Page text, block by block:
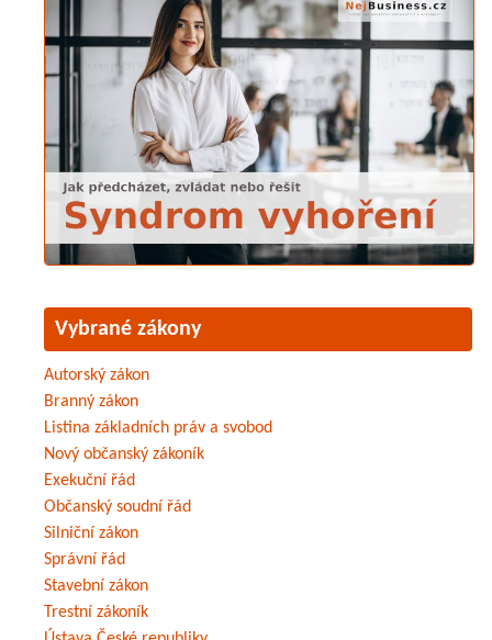
Vybrané zákony
Autorský zákon
Branný zákon
Listina základních práv a svobod
Nový občanský zákoník
Exekuční řád
Občanský soudní řád
Silniční zákon
Správní řád
Stavební zákon
Trestní zákoník